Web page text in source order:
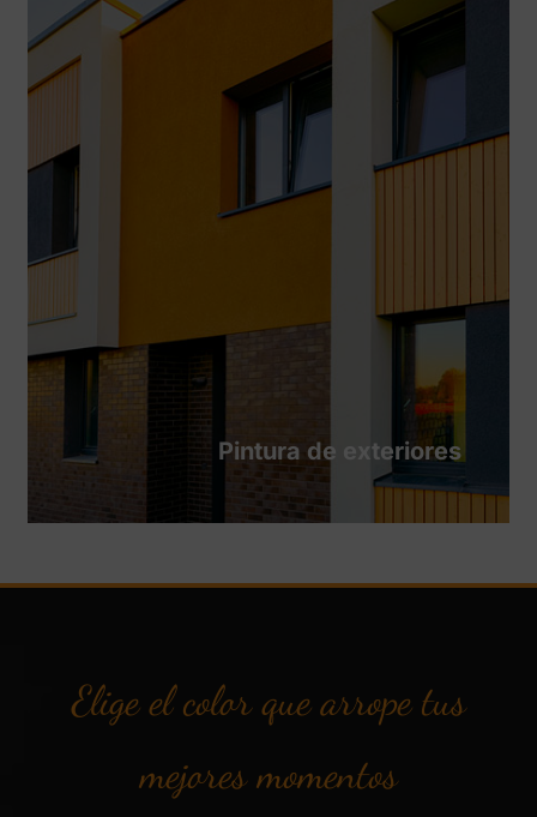
Pintura de exteriores
Elige el color que arrope tus
mejores momentos